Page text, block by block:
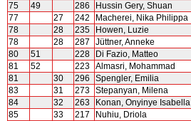
75
49 286 Hussin Gery, Shuan
77
27 242 Macherei, Nika Philippa
78
28 235 Howen, Luzie
78
28 287 Jüttner, Anneke
80
51 228 Di Fazio, Matteo
81
52 223 Almasri, Mohammad
81
30 296 Spengler, Emilia
83
31 273 Stepanyan, Milena
84
32 263 Konan, Onyinye Isabella
85
33 217 Nuhiu, Driola